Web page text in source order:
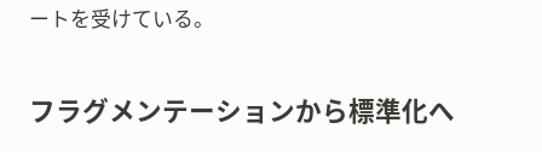
ートを受けている。
フラグメンテーションから標準化へ